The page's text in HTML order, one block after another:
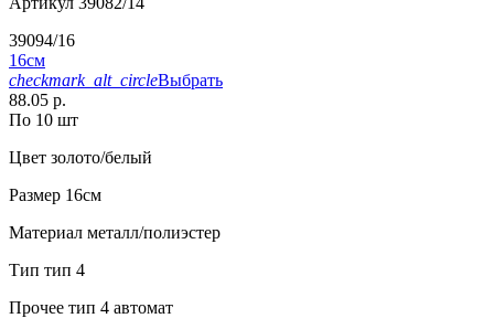
39094/16
16см
checkmark_alt_circleВыбрать
88.05 р.
По 10 шт
Цвет золото/белый
Размер 16см
Материал металл/полиэстер
Тип тип 4
Прочее тип 4 автомат